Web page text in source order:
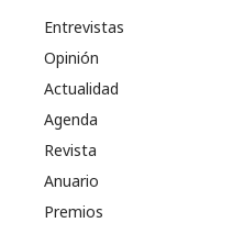
Entrevistas
Opinión
Actualidad
Agenda
Revista
Anuario
Premios